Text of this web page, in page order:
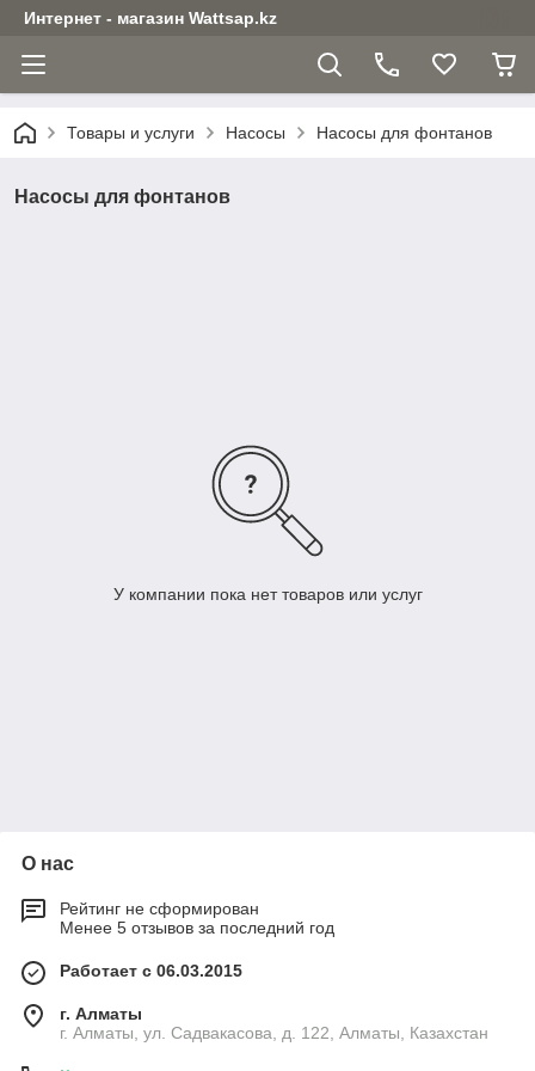
Интернет - магазин Wattsap.kz
Товары и услуги Насосы Насосы для фонтанов
Насосы для фонтанов
У компании пока нет товаров или услуг
О нас
Рейтинг не сформирован
Менее 5 отзывов за последний год
Работает с 06.03.2015
г. Алматы
г. Алматы, ул. Садвакасова, д. 122, Алматы, Казахстан